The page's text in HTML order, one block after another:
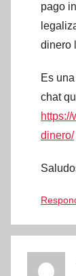
pago
dinero
Es
chat
dinero/